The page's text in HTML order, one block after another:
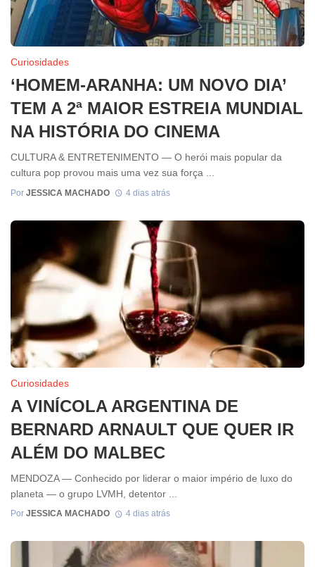
Curiosidades
‘HOMEM-ARANHA: UM NOVO DIA’
TEM A 2ª MAIOR ESTREIA MUNDIAL
NA HISTÓRIA DO CINEMA
CULTURA & ENTRETENIMENTO — O herói mais popular da
cultura pop provou mais uma vez sua força ...
Por JESSICA MACHADO 4 dias atrás
Curiosidades
A VINÍCOLA ARGENTINA DE
BERNARD ARNAULT QUE QUER IR
ALÉM DO MALBEC
MENDOZA — Conhecido por liderar o maior império de luxo do
planeta — o grupo LVMH, detentor ...
Por JESSICA MACHADO 4 dias atrás